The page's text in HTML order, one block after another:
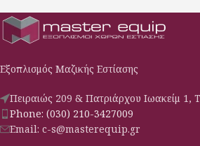
Εξοπλισμός Μαζικής Εστίασης
Πειραιώς 209 & Πατριάρχου Ιωακείμ
Phone: (030) 210-3427009
Email: c-s@masterequip.gr